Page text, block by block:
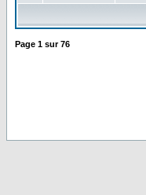
Page 1 sur76